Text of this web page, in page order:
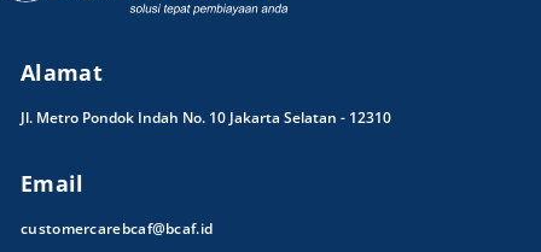
Alamat
Jl. Metro Pondok Indah No. 10 Jakarta Selatan - 12310
Email
customercarebcaf@bcaf.id